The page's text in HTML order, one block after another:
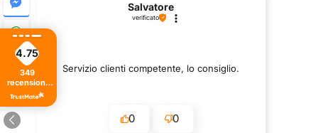
Salvatore
verificato
Servizio clienti competente, lo consiglio.
0 0
4.75
349
recensioni
di tutti i
tempi